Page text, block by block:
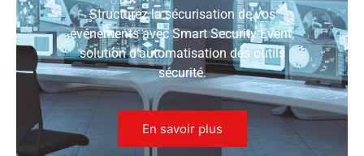
Structurez la sécurisation de vos
événements avec Smart Security Event,
solution d’automatisation des outils
sécurité.
En savoir plus